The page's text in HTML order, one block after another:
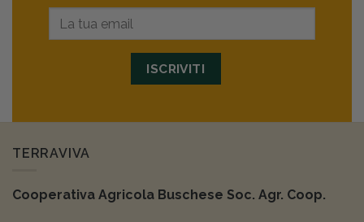
ISCRIVITI
TERRAVIVA
Cooperativa Agricola Buschese Soc. Agr. Coop.